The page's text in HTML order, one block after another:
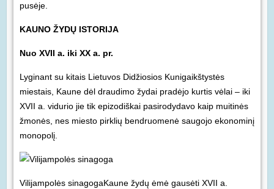
pusėje.
KAUNO ŽYDŲ ISTORIJA
Nuo XVII a. iki XX a. pr.
Lyginant su kitais Lietuvos Didžiosios Kunigaikštystės
miestais, Kaune dėl draudimo žydai pradėjo kurtis vėlai – iki
XVII a. vidurio jie tik epizodiškai pasirodydavo kaip muitinės
žmonės, nes miesto pirklių bendruomenė saugojo ekonominį
monopolį.
Vilijampolės sinagogaKaune žydų ėmė gausėti XVII a.